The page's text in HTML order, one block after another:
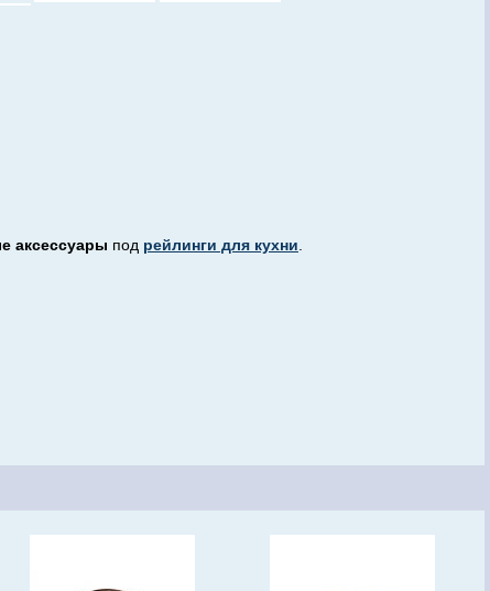
аксессуары под рейлинги для кухни